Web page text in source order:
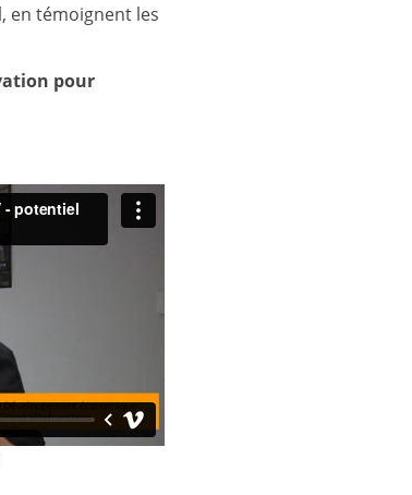
en témoignent les
pour